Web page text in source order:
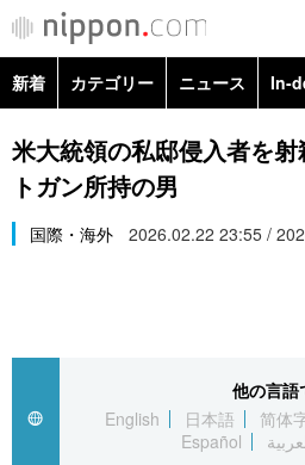
カテゴリー
経済・ビジネス
国際
トップ
アーカイブ
In-depth
Japan Data
新着 カテゴリー ニュース In-
政治・外交
経済・ビジネス
米大統領の私邸侵入者を
トガン所持の男
国際・海外 2026.02.22 23:55 /
他の言語
English
日本語 简体
Español